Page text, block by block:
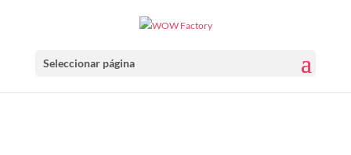
Seleccionar página